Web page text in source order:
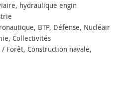
hydraulique engin
BTP, Défense, Nucléair
Collectivités
Forêt, Construction navale,